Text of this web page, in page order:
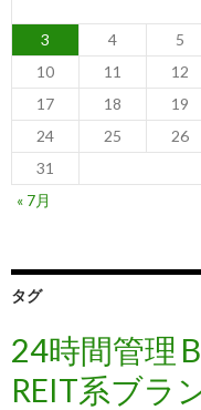
3
4 5
10
11 12
17
18 19
24
25 26
31
« 7月
タグ
24時間管理
REIT系ブラ